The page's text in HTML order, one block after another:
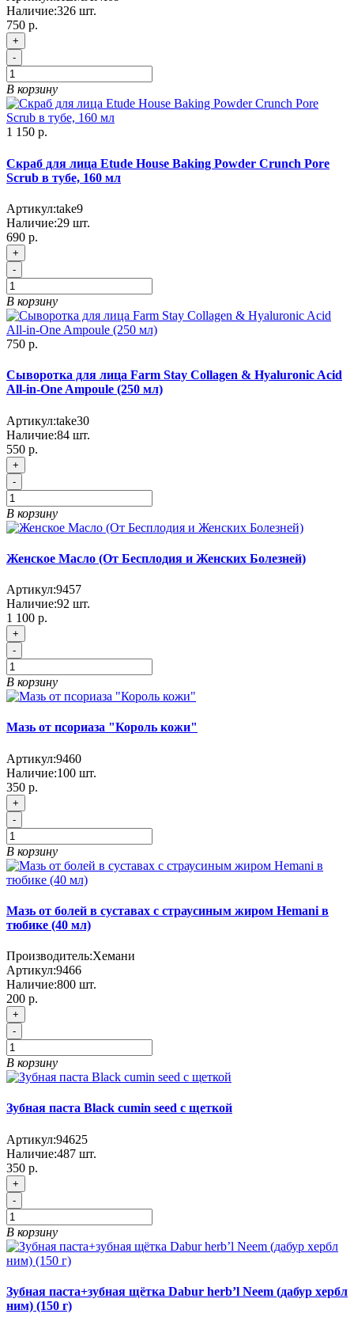
Наличие:326 шт.
750 р.
+
-
В корзину
1 150 р.
Скраб для лица Etude House Baking Powder Crunch Pore
Scrub в тубе, 160 мл
Артикул:take9
Наличие:29 шт.
690 р.
+
-
В корзину
750 р.
Сыворотка для лица Farm Stay Collagen & Hyaluronic Acid
All-in-One Ampoule (250 мл)
Артикул:take30
Наличие:84 шт.
550 р.
+
-
В корзину
Женское Масло (От Бесплодия и Женских Болезней)
Артикул:9457
Наличие:92 шт.
1 100 р.
+
-
В корзину
Мазь от псориаза "Король кожи"
Артикул:9460
Наличие:100 шт.
350 р.
+
-
В корзину
Мазь от болей в суставах с страусиным жиром Hemani в
тюбике (40 мл)
Производитель:Хемани
Артикул:9466
Наличие:800 шт.
200 р.
+
-
В корзину
Зубная паста Black cumin seed с щеткой
Артикул:94625
Наличие:487 шт.
350 р.
+
-
В корзину
Зубная паста+зубная щётка Dabur herb’l Neem (дабур хербл
ним) (150 г)